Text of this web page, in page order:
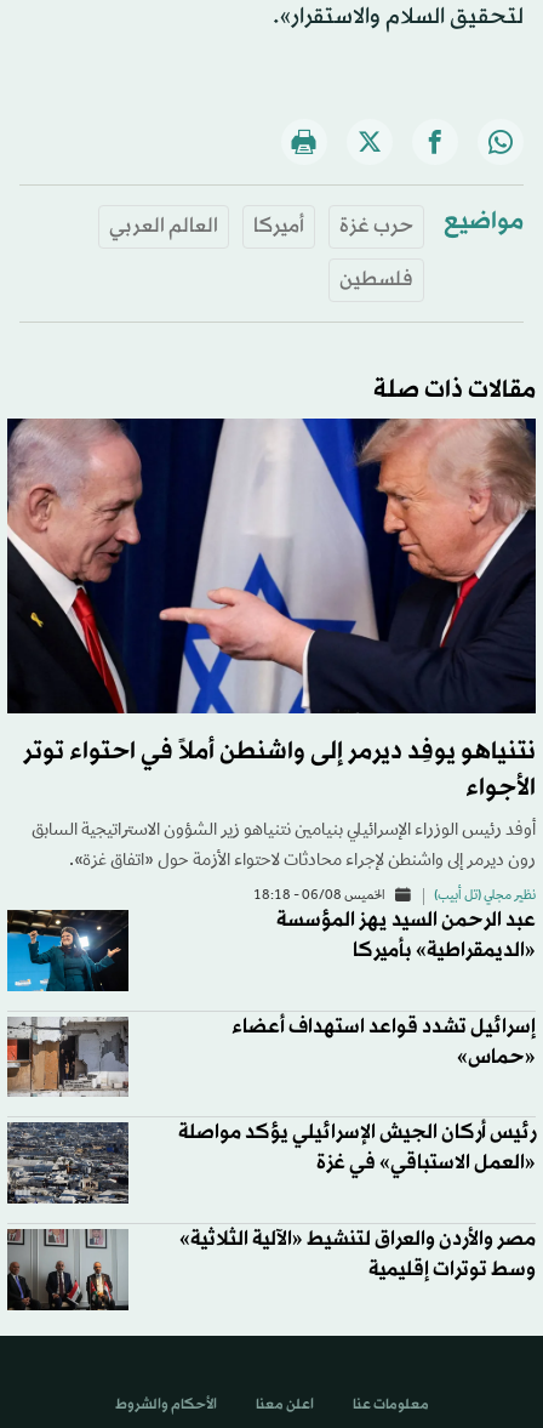
لتحقيق السلام والاستقرار».
مواضيع حرب غزة أميركا
العالم العربي
فلسطين
مقالات ذات صلة
نتنياهو يوفِد ديرمر إلى واشنطن أملاً في احتواء توتر
الأجواء
أوفد رئيس الوزراء الإسرائيلي بنيامين نتنياهو زير الشؤون الاستراتيجية السابق
رون ديرمر إلى واشنطن لإجراء محادثات لاحتواء الأزمة حول «اتفاق غزة».
نظير مجلي (تل أبيب) الخميس 06/08 - 18:18
عبد الرحمن السيد يهز المؤسسة
«الديمقراطية» بأميركا
إسرائيل تشدد قواعد استهداف أعضاء
«حماس»
رئيس أركان الجيش الإسرائيلي يؤكد مواصلة
«العمل الاستباقي» في غزة
مصر والأردن والعراق لتنشيط «الآلية الثلاثية»
وسط توترات إقليمية
معلومات عنا اعلن معنا الأحكام والشروط